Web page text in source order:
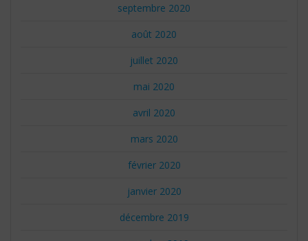
septembre 2020
août 2020
juillet 2020
mai 2020
avril 2020
mars 2020
février 2020
janvier 2020
décembre 2019